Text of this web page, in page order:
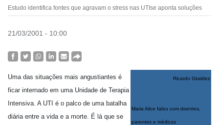
Estudo identifica fontes que agravam o stress nas UTIse aponta soluções
21/03/2001 - 10:00
Ricardo Giraldez
Maria Alice falou com doentes,
parentes e médicos
Uma das situações mais angustiantes é
ficar internado em uma Unidade de Terapia
Intensiva. A UTI é o palco de uma batalha
diária entre a vida e a morte. É lá que se